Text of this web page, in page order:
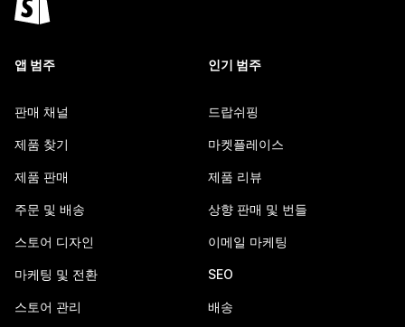
앱 범주
판매 채널
제품 찾기
제품 판매
주문 및 배송
스토어 디자인
마케팅 및 전환
스토어 관리
인기 범주
드랍쉬핑
마켓플레이스
제품 리뷰
상향 판매 및 번들
이메일 마케팅
SEO
배송